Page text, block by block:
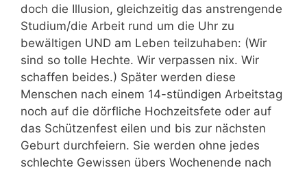
doch die Illusion, gleichzeitig das anstrengende
Studium/die Arbeit rund um die Uhr zu
bewältigen UND am Leben teilzuhaben: (Wir
sind so tolle Hechte. Wir verpassen nix. Wir
schaffen beides.) Später werden diese
Menschen nach einem 14-stündigen Arbeitstag
noch auf die dörfliche Hochzeitsfete oder auf
das Schützenfest eilen und bis zur nächsten
Geburt durchfeiern. Sie werden ohne jedes
schlechte Gewissen übers Wochenende nach